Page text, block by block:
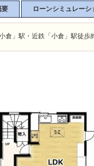
要 ローンシミュレーシ
倉」駅・近鉄「小倉」駅徒歩